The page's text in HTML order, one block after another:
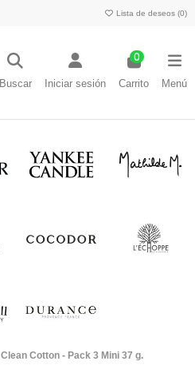
Lista de deseos (0)
Buscar Iniciar sesión
0
Carrito Menú
Clean Cotton - Pack 3 Mini 37 g.